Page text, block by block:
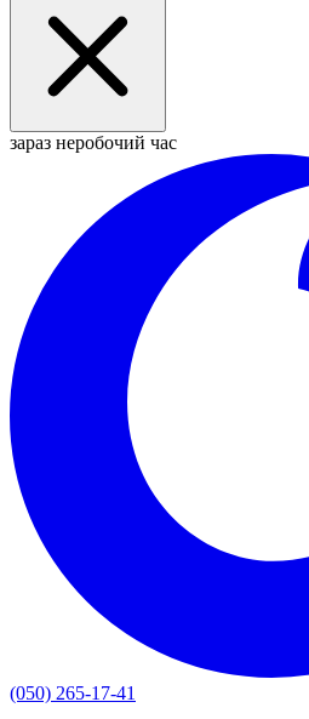
зараз неробочий час
(050) 265-17-41